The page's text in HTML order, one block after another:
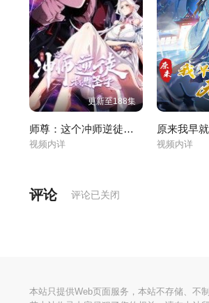
更新至188集
师尊：这个冲师逆徒才不是圣子
视频内详
原来我早
视频内详
评论 评论已关闭
本站只提供Web页面服务，本站不存储、不